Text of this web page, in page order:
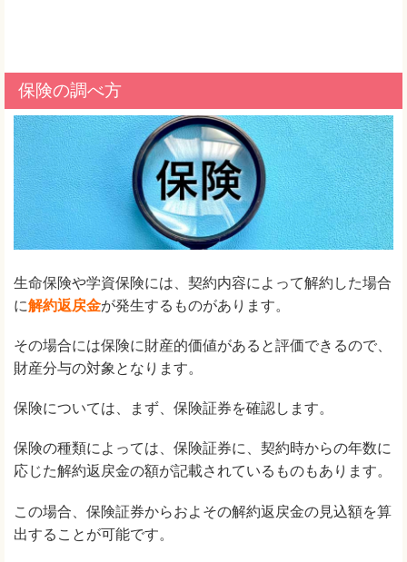
保険の調べ方
生命保険や学資保険には、契約内容によって解約した場合
に解約返戻金が発生するものがあります。
その場合には保険に財産的価値があると評価できるので、
財産分与の対象となります。
保険については、まず、保険証券を確認します。
保険の種類によっては、保険証券に、契約時からの年数に
応じた解約返戻金の額が記載されているものもあります。
この場合、保険証券からおよその解約返戻金の見込額を算
出することが可能です。